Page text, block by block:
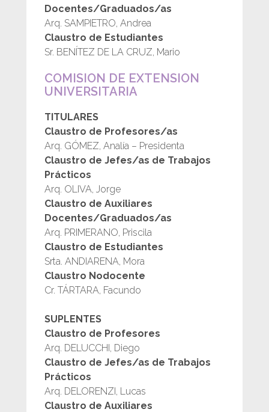
Docentes/Graduados/as
Arq. SAMPIETRO, Andrea
Claustro de Estudiantes
Sr. BENÍTEZ DE LA CRUZ, Mario
COMISION DE EXTENSION
UNIVERSITARIA
TITULARES
Claustro de Profesores/as
Arq. GÓMEZ, Analía – Presidenta
Claustro de Jefes/as de Trabajos
Prácticos
Arq. OLIVA, Jorge
Claustro de Auxiliares
Docentes/Graduados/as
Arq. PRIMERANO, Priscila
Claustro de Estudiantes
Srta. ANDIARENA, Mora
Claustro Nodocente
Cr. TÁRTARA, Facundo
SUPLENTES
Claustro de Profesores
Arq. DELUCCHI, Diego
Claustro de Jefes/as de Trabajos
Prácticos
Arq. DELORENZI, Lucas
Claustro de Auxiliares